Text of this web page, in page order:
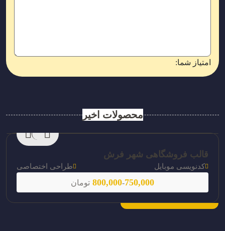
امتیاز شما:
محصولات اخیر
قالب فروشگاهی شهر فرش
کدنویسی موبایل طراحی اختصاصی
750,000
-
800,000 تومان